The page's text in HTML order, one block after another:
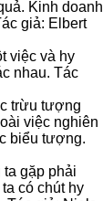
Kinh doanh
giả: Elbert
việc và hy
nhau. Tác
trừu tượng
việc nghiên
biểu tượng.
gặp phải
có chút hy